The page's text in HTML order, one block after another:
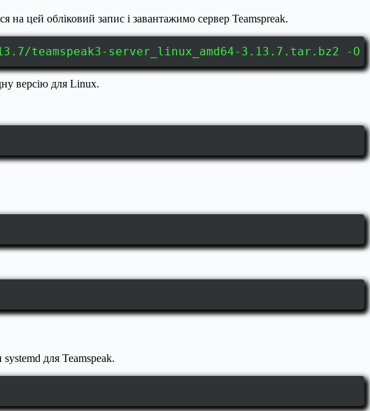
на цей обліковий запис і завантажимо сервер Teamspreak.
teamspeak3-server_linux_amd64-3.13.7.tar.bz2 -O
версію для Linux.
для Teamspeak.